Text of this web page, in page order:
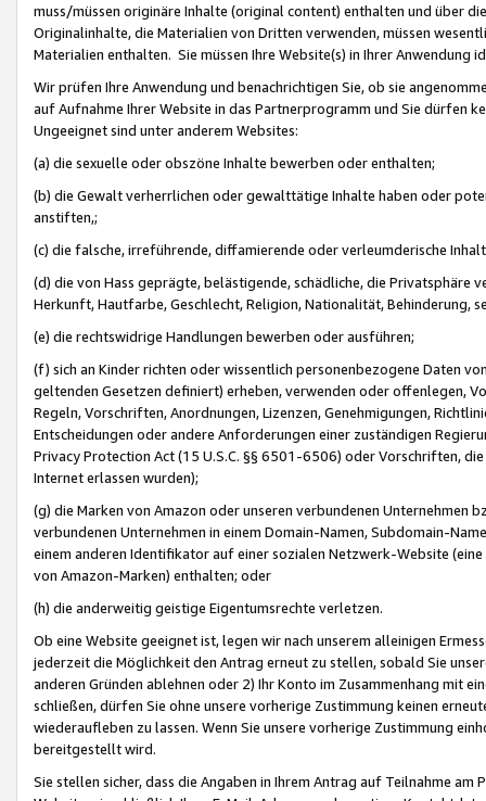
muss/müssen originäre Inhalte (original content) enthalten und über
Originalinhalte, die Materialien von Dritten verwenden, müssen
Materialien enthalten. Sie müssen Ihre Website(s) in Ihrer Anwendung
Wir prüfen Ihre Anwendung und benachrichtigen Sie, ob sie
auf Aufnahme Ihrer Website in das Partnerprogramm und Sie dürfen
Ungeeignet sind unter anderem Websites:
(a) die sexuelle oder obszöne Inhalte bewerben oder enthalten;
(b) die Gewalt verherrlichen oder gewalttätige Inhalte haben oder
anstiften,;
(c) die falsche, irreführende, diffamierende oder verleumderische
(d) die von Hass geprägte, belästigende, schädliche, die Privatsphäre
Herkunft, Hautfarbe, Geschlecht, Religion, Nationalität, Behinderung,
(e) die rechtswidrige Handlungen bewerben oder ausführen;
(f) sich an Kinder richten oder wissentlich personenbezogene Daten
geltenden Gesetzen definiert) erheben, verwenden oder offenlegen,
Regeln, Vorschriften, Anordnungen, Lizenzen, Genehmigungen,
Entscheidungen oder andere Anforderungen einer zuständigen
Privacy Protection Act (15 U.S.C. §§ 6501-6506) oder Vorschriften,
Internet erlassen wurden);
(g) die Marken von Amazon oder unseren verbundenen Unternehmen
verbundenen Unternehmen in einem Domain-Namen, Subdomain-
einem anderen Identifikator auf einer sozialen Netzwerk-Website
von Amazon-Marken) enthalten; oder
(h) die anderweitig geistige Eigentumsrechte verletzen.
Ob eine Website geeignet ist, legen wir nach unserem alleinigen
jederzeit die Möglichkeit den Antrag erneut zu stellen, sobald Sie
anderen Gründen ablehnen oder 2) Ihr Konto im Zusammenhang mit
schließen, dürfen Sie ohne unsere vorherige Zustimmung keinen
wiederaufleben zu lassen. Wenn Sie unsere vorherige Zustimmung
bereitgestellt wird.
Sie stellen sicher, dass die Angaben in Ihrem Antrag auf Teilnahme